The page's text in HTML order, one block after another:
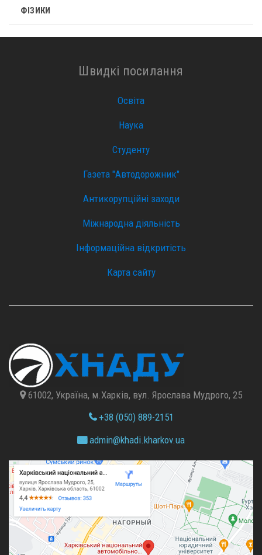
ФІЗИКИ
Швидкі посилання
Освіта
Наука
Студенту
Газета "Автодорожник"
Антикорупційні заходи
Міжнародна діяльність
Інформаційна відкритість
Карта сайту
61002, Україна, м.Харків, вул. Ярослава Мудрого, 25
+38 (050) 889-2151
admin@khadi.kharkov.ua